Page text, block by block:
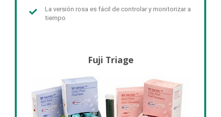
La versión rosa es fácil de controlar y monitorizar a
tiempo
Fuji Triage